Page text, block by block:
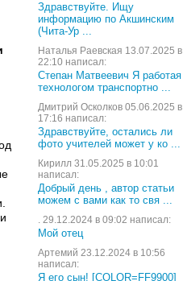
Здравствуйте. Ищу
информацию по Акшинским
(Чита-Ур ...
Наталья Раевская 13.07.2025 в
22:10 написал:
Степан Матвеевич Я работая
технологом транспортно ...
Дмитрий Осколков 05.06.2025 в
17:16 написал:
Здравствуйте, остались ли
фото учителей может у ко ...
Кирилл 31.05.2025 в 10:01
написал:
Добрый день , автор статьи
можем с вами как то свя ...
. 29.12.2024 в 09:02 написал:
Мой отец
Артемий 23.12.2024 в 10:56
написал:
Я его сын! [COLOR=FF9900]